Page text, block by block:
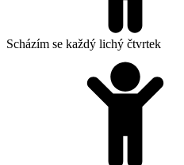
Scházím se každý lichý čtvrtek